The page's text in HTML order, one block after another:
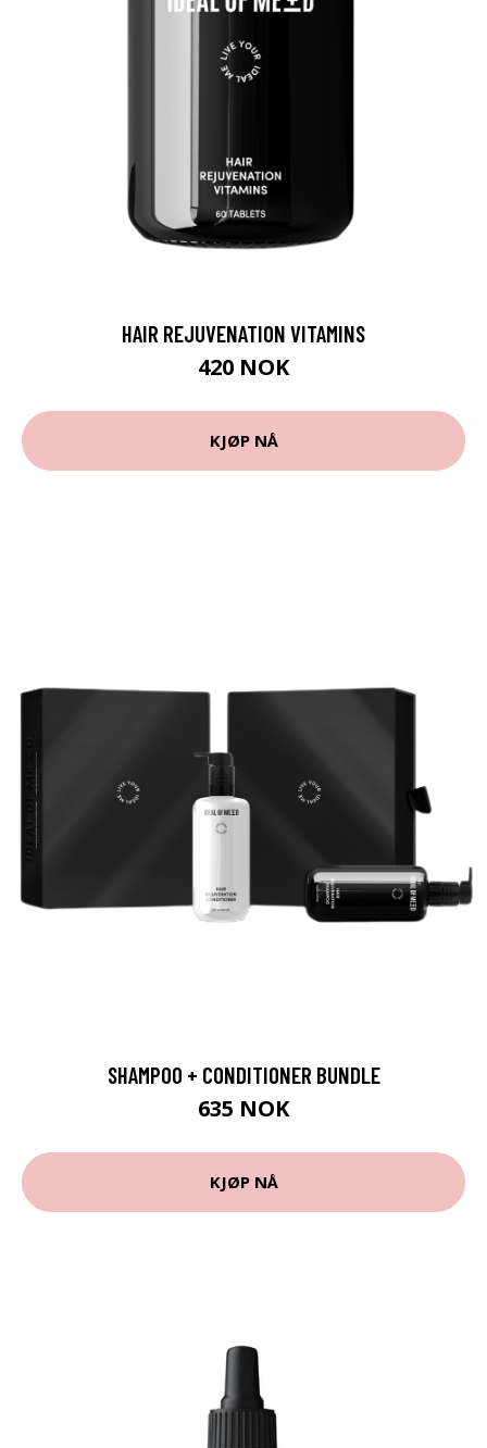
HAIR REJUVENATION VITAMINS
420 NOK
KJØP NÅ
SHAMPOO + CONDITIONER BUNDLE
635 NOK
KJØP NÅ